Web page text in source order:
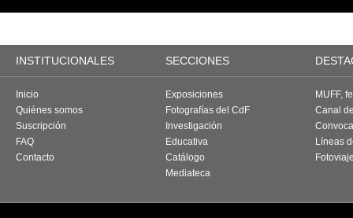
INSTITUCIONALES SECCIONES
Inicio
Quiénes somos
Suscripción
FAQ
Contacto
Exposiciones
Fotografías del CdF
Investigación
Educativa
Catálogo
Mediateca
MUFF,
Canal
Líneas